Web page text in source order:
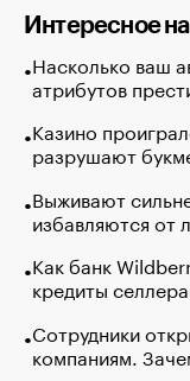
Интересное
Насколько ваш
атрибутов
Казино
разрушают
Выживают
избавляются от
Как банк
кредиты
Сотрудники
компаниям.